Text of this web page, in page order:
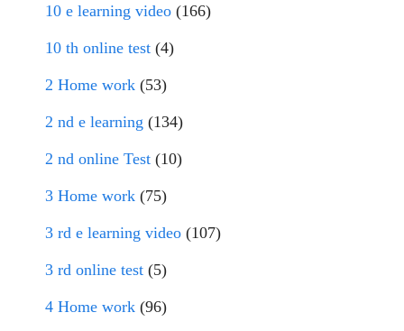
10 e learning video (166)
10 th online test (4)
2 Home work (53)
2 nd e learning (134)
2 nd online Test (10)
3 Home work (75)
3 rd e learning video (107)
3 rd online test (5)
4 Home work (96)